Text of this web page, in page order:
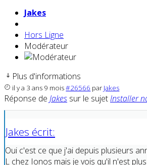
Jakes
Hors Ligne
Modérateur
Plus d'informations
il y a 3 ans 9 mois#26566 par Jakes
Réponse de Jakes sur le sujetInstaller
Jakes écrit:
Oui c'est ce que j'ai depuis plusieurs
L chez Ionos mais je vois qu'il n'est